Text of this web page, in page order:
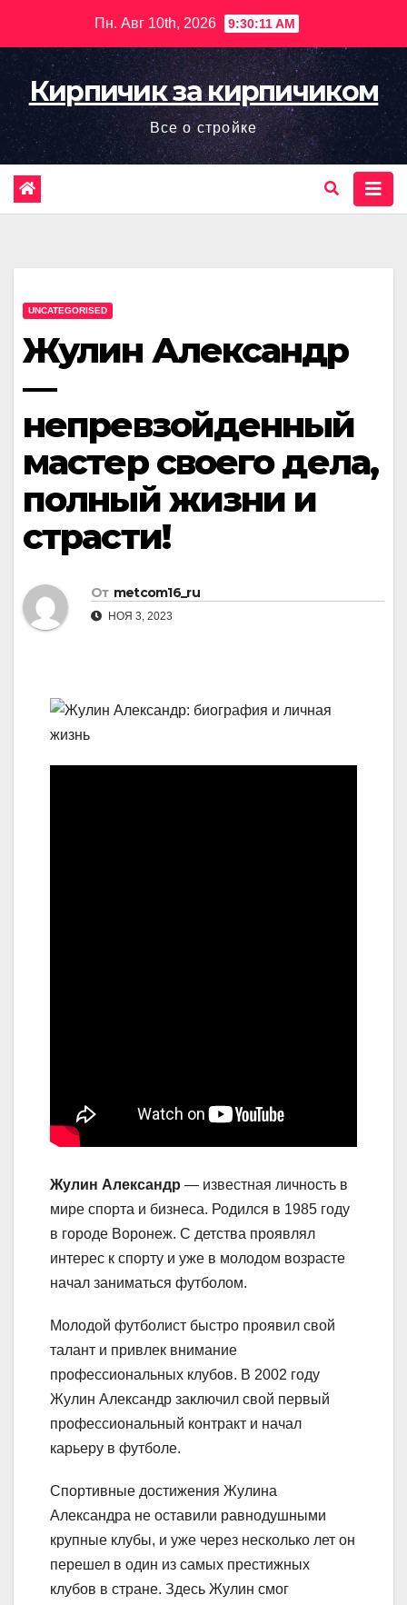
содержимому
Пн. Авг 10th, 2026 9:30:12 AM
Кирпичик за кирпичиком
Все о стройке
UNCATEGORISED
Жулин Александр
—
непревзойденный
мастер своего дела,
полный жизни и
страсти!
От metcom16_ru
НОЯ 3, 2023
Жулин Александр — известная личность в
мире спорта и бизнеса. Родился в 1985 году
в городе Воронеж. С детства проявлял
интерес к спорту и уже в молодом возрасте
начал заниматься футболом.
Молодой футболист быстро проявил свой
талант и привлек внимание
профессиональных клубов. В 2002 году
Жулин Александр заключил свой первый
профессиональный контракт и начал
карьеру в футболе.
Спортивные достижения Жулина
Александра не оставили равнодушными
крупные клубы, и уже через несколько лет он
перешел в один из самых престижных
клубов в стране. Здесь Жулин смог